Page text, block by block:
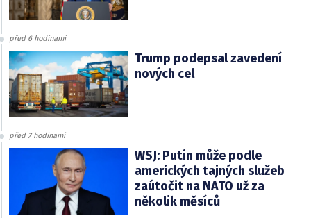
před 6 hodinami
Trump podepsal zavedení
nových cel
před 7 hodinami
WSJ: Putin může podle
amerických tajných služeb
zaútočit na NATO už za
několik měsíců